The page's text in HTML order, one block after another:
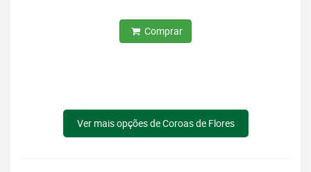
Comprar
Ver mais opções de Coroas de Flores